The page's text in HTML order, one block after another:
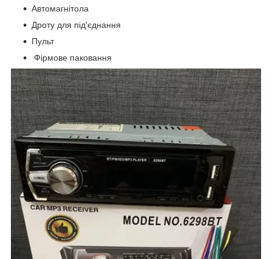
Автомагнітола
Дроту для під'єднання
Пульт
Фірмове паковання